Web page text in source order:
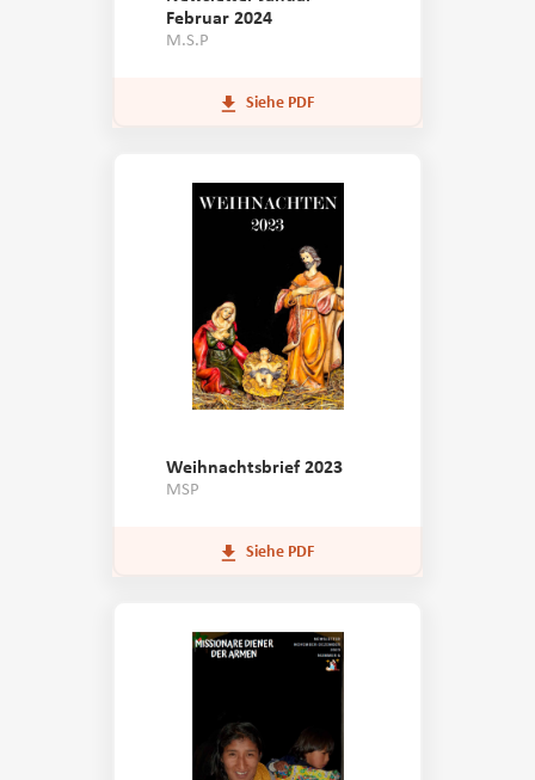
Februar 2024
M.S.P
Siehe PDF
Weihnachtsbrief 2023
MSP
Siehe PDF